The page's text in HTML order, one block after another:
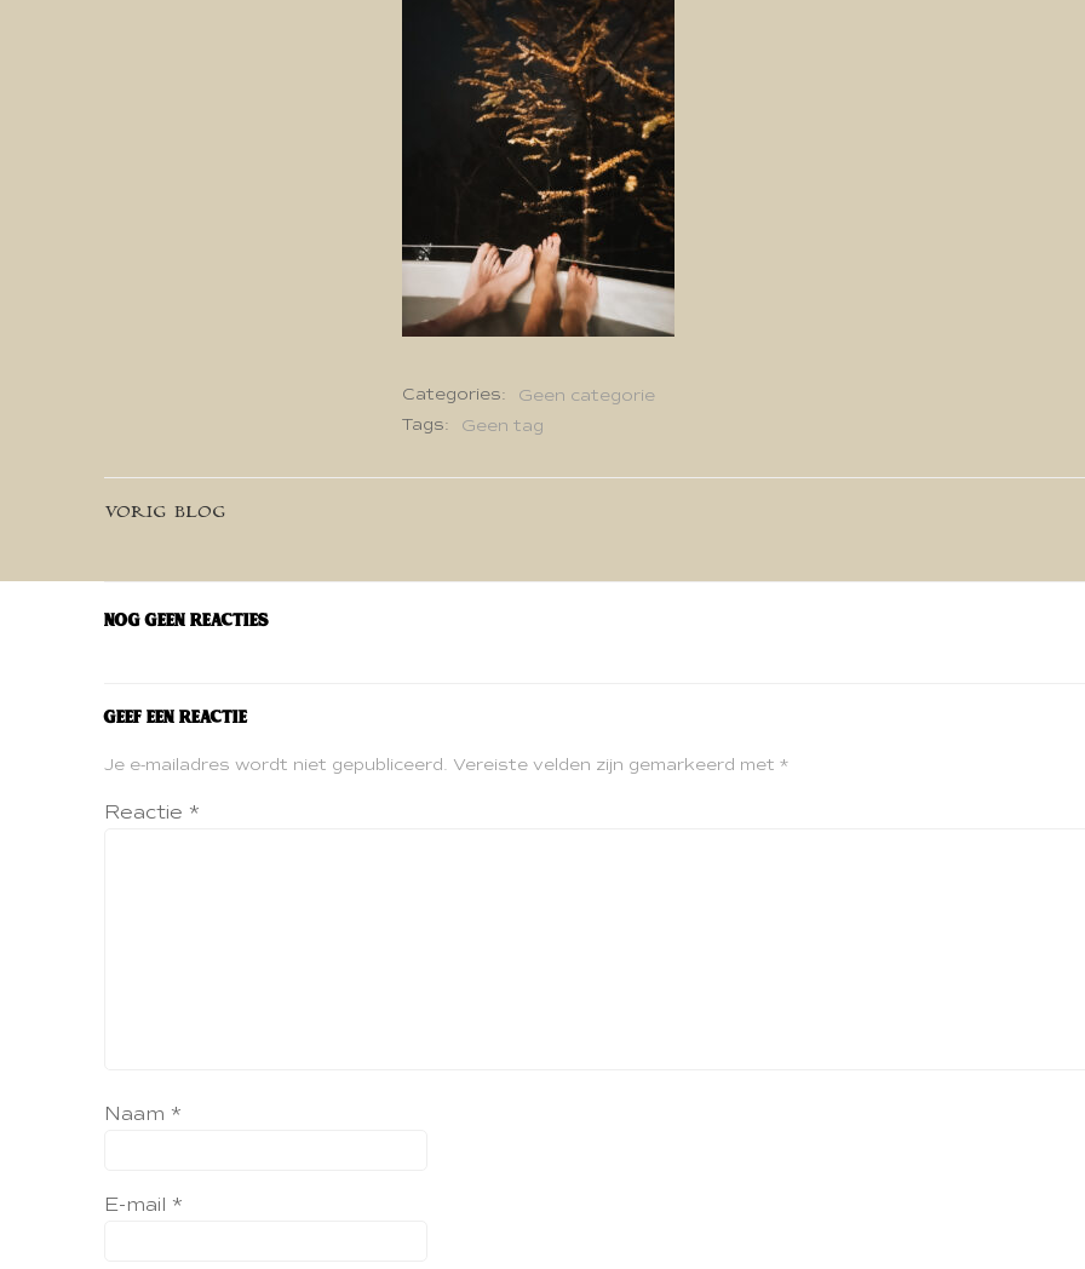
Categories:
Geen categorie
Tags:
Geen tag
Bericht
navigatie
VORIG BLOG
Nog geen reacties
Geef een reactie
Je e-mailadres wordt niet gepubliceerd. Vereiste velden zijn gemarkeerd met *
Reactie *
Naam *
E-mail *